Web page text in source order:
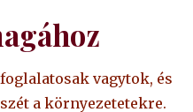
vagytok, és
a környezetetekre.